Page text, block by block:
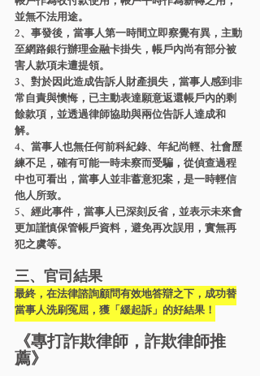
並無不法用途。
2、事發後，當事人第一時間立即察覺有異，主動
至網路銀行辦理金融卡掛失，帳戶內尚有部分被
害人款項未遭提領。
3、對於因此造成告訴人財產損失，當事人感到非
常自責與懊悔，已主動表達願意返還帳戶內的剩
餘款項，並透過律師協助與兩位告訴人達成和
解。
4、當事人也無任何前科紀錄、年紀尚輕、社會歷
練不足，確有可能一時未察而受騙，從偵查過程
中也可看出，當事人並非蓄意犯案，是一時輕信
他人所致。
5、經此事件，當事人已深刻反省，並表示未來會
更加謹慎保管帳戶資料，避免再次誤用，實無再
犯之虞等。
三、官司結果
最終，在法律諮詢顧問有效地答辯之下，成功替
當事人洗刷冤屈，獲「緩起訴」的好結果！
《專打詐欺律師，詐欺律師推
薦》